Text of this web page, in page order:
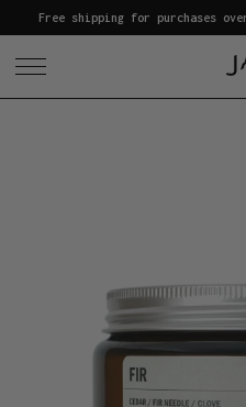
Free shipping for purchases